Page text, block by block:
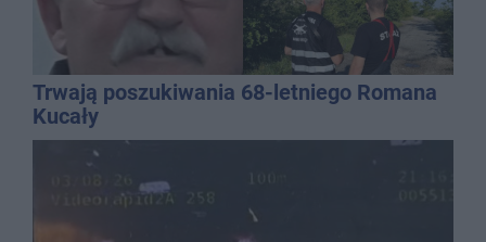
Trwają poszukiwania 68-letniego Romana
Kucały